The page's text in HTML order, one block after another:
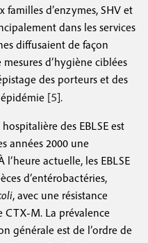
d’enzymes, SHV et
dans les services
diffusaient de façon
d’hygiène ciblées
des porteurs et des
[5].
des EBLSE est
années 2000 une
actuelle, les EBLSE
d’entérobactéries,
, avec une résistance
CTX-M. La prévalence
générale est de l’ordre de